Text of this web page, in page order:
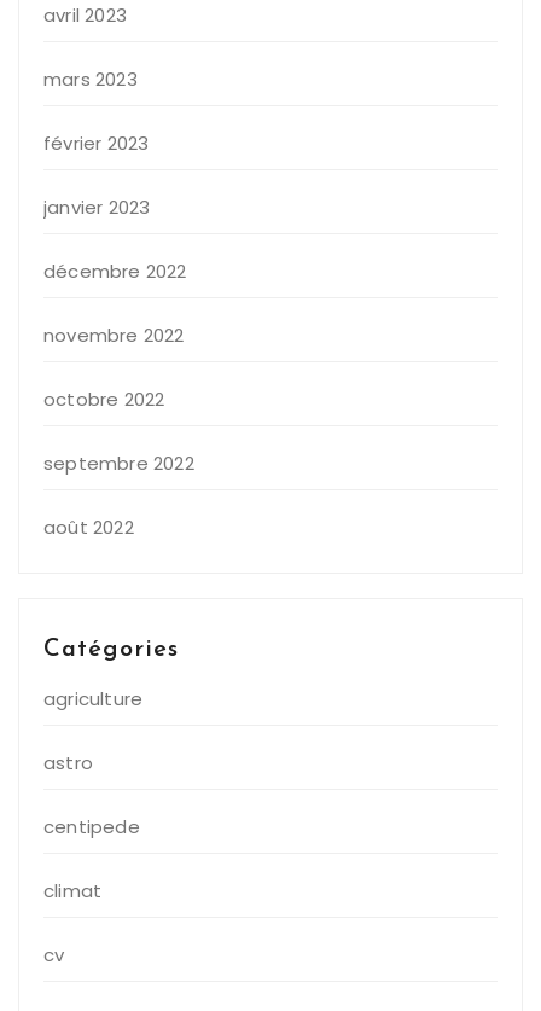
avril 2023
mars 2023
février 2023
janvier 2023
décembre 2022
novembre 2022
octobre 2022
septembre 2022
août 2022
Catégories
agriculture
astro
centipede
climat
cv